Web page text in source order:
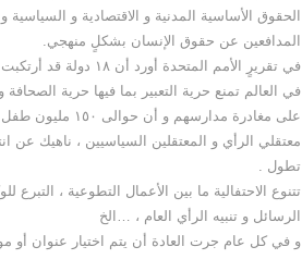
الحقوق الأساسية المدنية و الاقتصادية و
المدافعين عن حقوق الإنسان بشكلٍ منهجي.
على مغادرة
معتقلي الرأي و المعتقلين السياسيين ، ناهيك عن
تطول .
تتنوع الاحتفالية ما بين الأعمال التطوعية ،
الرسائل و تنبيه الرأي العام ، …الخ